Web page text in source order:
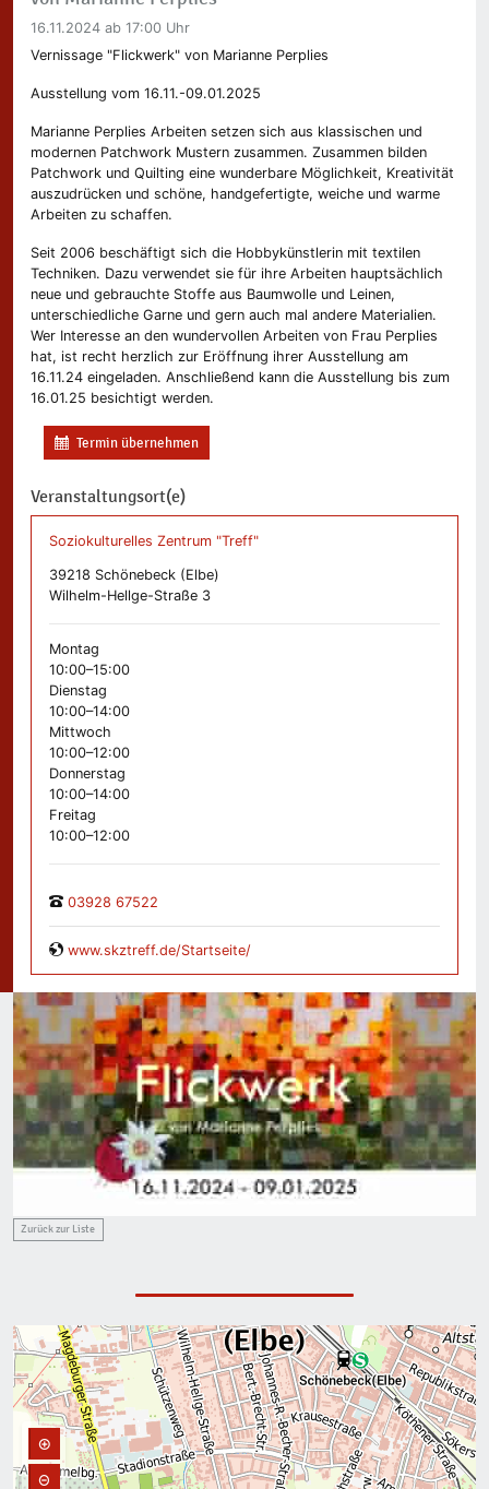
16.11.2024 ab 17:00 Uhr
Vernissage "Flickwerk" von Marianne Perplies
Ausstellung vom 16.11.-09.01.2025
Marianne Perplies Arbeiten setzen sich aus klassischen und
modernen Patchwork Mustern zusammen. Zusammen bilden
Patchwork und Quilting eine wunderbare Möglichkeit, Kreativität
auszudrücken und schöne, handgefertigte, weiche und warme
Arbeiten zu schaffen.
Seit 2006 beschäftigt sich die Hobbykünstlerin mit textilen
Techniken. Dazu verwendet sie für ihre Arbeiten hauptsächlich
neue und gebrauchte Stoffe aus Baumwolle und Leinen,
unterschiedliche Garne und gern auch mal andere Materialien.
Wer Interesse an den wundervollen Arbeiten von Frau Perplies
hat, ist recht herzlich zur Eröffnung ihrer Ausstellung am
16.11.24 eingeladen. Anschließend kann die Ausstellung bis zum
16.01.25 besichtigt werden.
Termin übernehmen
Veranstaltungsort(e)
Soziokulturelles Zentrum "Treff"
39218 Schönebeck (Elbe)
Wilhelm-Hellge-Straße 3
Montag
10:00–15:00
Dienstag
10:00–14:00
Mittwoch
10:00–12:00
Donnerstag
10:00–14:00
Freitag
10:00–12:00
03928 67522
www.skztreff.de/Startseite/
Zurück zur Liste